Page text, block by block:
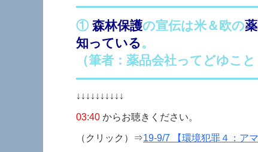
① 森林保護の宣伝は米＆欧の
知っている 。
（筆者：薬品会社ってどゆこと
↓↓↓↓↓↓↓↓↓↓
03:40 からお聴きください。
（クリック）⇒19-9/7 【環境犯罪４：ア